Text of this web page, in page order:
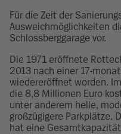
Für die Zeit der
Ausweichmöglichkeiten
Schlossberggarage vor.
Die 1971 eröffnete
2013 nach einer 17-
wiedereröffnet worden.
die 8,8 Millionen Euro
unter anderem helle,
großzügigere Parkplätze.
hat eine